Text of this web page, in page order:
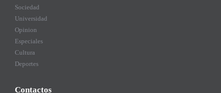
Sociedad
Universidad
Opinion
Especiales
Cultura
Deportes
Contactos